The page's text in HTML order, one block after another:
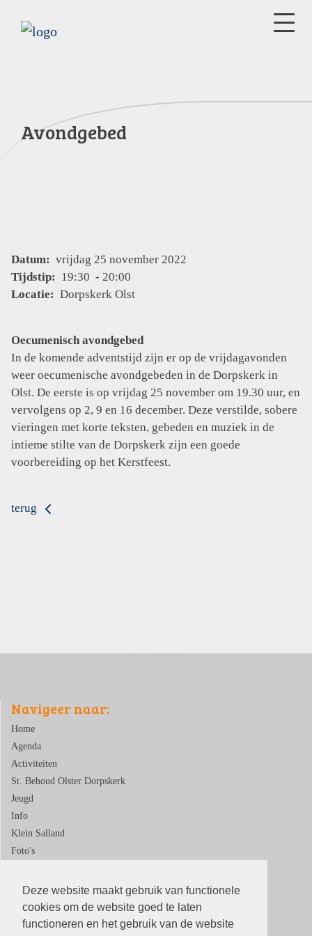
Deze website maakt gebruik van functionele
cookies om de website goed te laten
functioneren en het gebruik van de website
Avondgebed
Datum: vrijdag 25 november 2022
Tijdstip: 19:30 - 20:00
Locatie: Dorpskerk Olst
Oecumenisch avondgebed
In de komende adventstijd zijn er op de vrijdagavonden
weer oecumenische avondgebeden in de Dorpskerk in
Olst. De eerste is op vrijdag 25 november om 19.30 uur, en
vervolgens op 2, 9 en 16 december. Deze verstilde, sobere
vieringen met korte teksten, gebeden en muziek in de
intieme stilte van de Dorpskerk zijn een goede
voorbereiding op het Kerstfeest.
terug
Navigeer naar:
Home
Agenda
Activiteiten
St. Behoud Olster Dorpskerk
Jeugd
Info
Klein Salland
Foto's